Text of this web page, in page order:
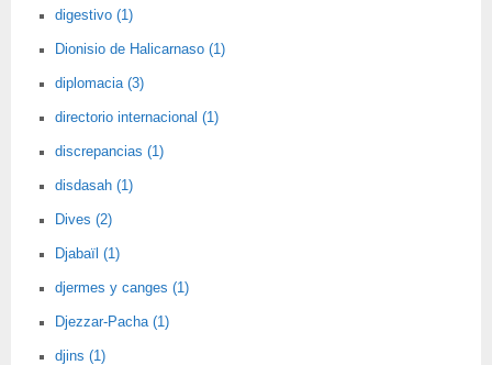
digestivo (1)
Dionisio de Halicarnaso (1)
diplomacia (3)
directorio internacional (1)
discrepancias (1)
disdasah (1)
Dives (2)
Djabaïl (1)
djermes y canges (1)
Djezzar-Pacha (1)
djins (1)